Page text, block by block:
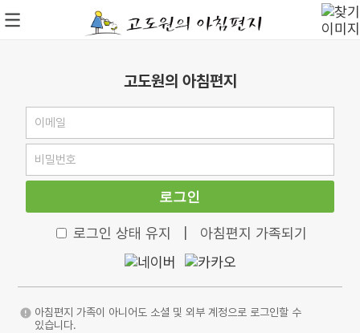
고도원의 아침편지
로그인
로그인 상태 유지 아침편지 가족되기
아침편지 가족이 아니어도 소셜 및 외부 계정으로 로그인할 수
있습니다.